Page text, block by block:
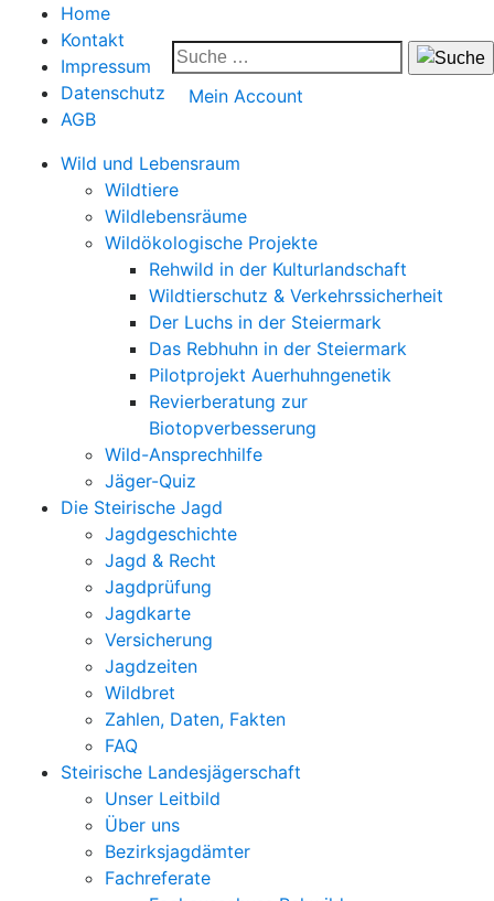
Home
Kontakt
Impressum
Datenschutz
AGB
Mein Account
Wild und Lebensraum
Wildtiere
Wildlebensräume
Wildökologische Projekte
Rehwild in der Kulturlandschaft
Wildtierschutz & Verkehrssicherheit
Der Luchs in der Steiermark
Das Rebhuhn in der Steiermark
Pilotprojekt Auerhuhngenetik
Revierberatung zur
Biotopverbesserung
Wild-Ansprechhilfe
Jäger-Quiz
Die Steirische Jagd
Jagdgeschichte
Jagd & Recht
Jagdprüfung
Jagdkarte
Versicherung
Jagdzeiten
Wildbret
Zahlen, Daten, Fakten
FAQ
Steirische Landesjägerschaft
Unser Leitbild
Über uns
Bezirksjagdämter
Fachreferate